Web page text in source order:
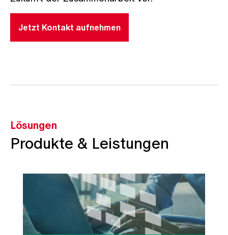
Jetzt Kontakt aufnehmen
Lösungen
Produkte & Leistungen